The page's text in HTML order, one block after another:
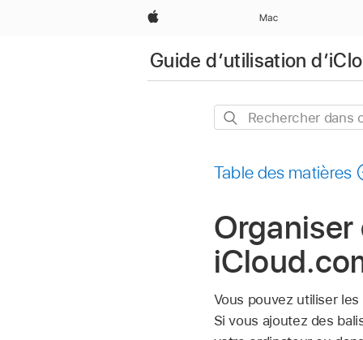
Apple Mac
Guide d’utilisation
Rechercher
guide
Table des matières
Organiser
Vous pouvez utiliser
Si vous ajoutez des